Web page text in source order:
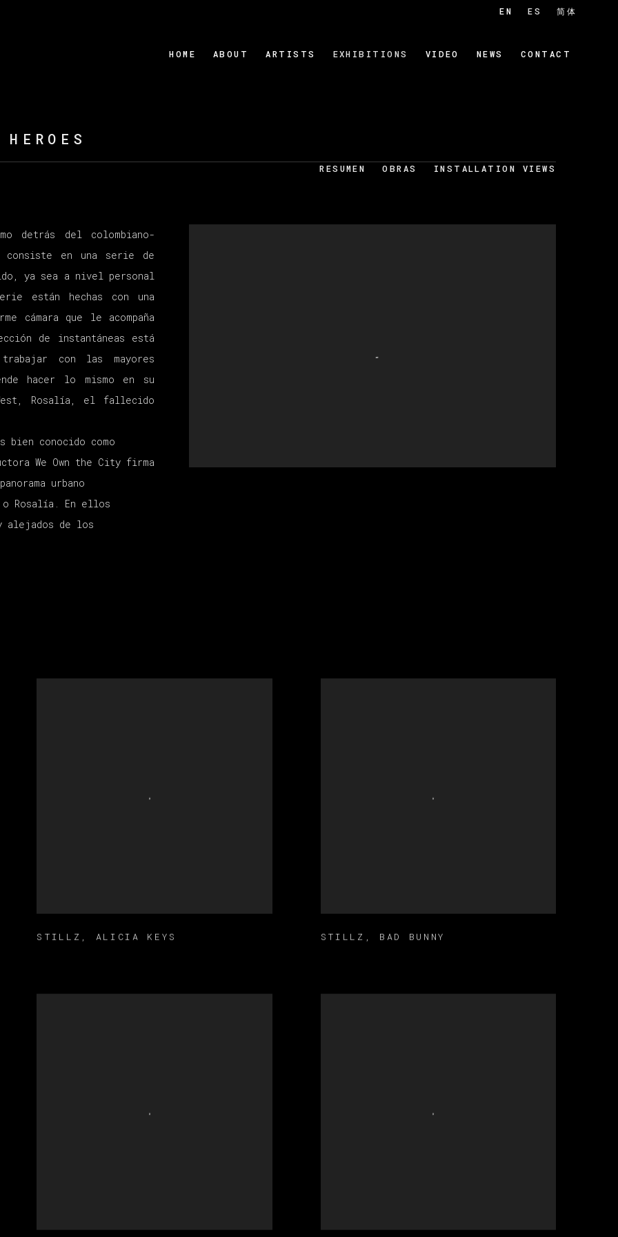
HOME ABOUT ARTISTS EXHIBITIONS VIDEO NEWS CONTACT
EN ES 简体
RESUMEN OBRAS INSTALLATION VIEWS
detrás del colombiano-
consiste en una serie de
ya sea a nivel personal
están hechas con una
cámara que le acompaña
de instantáneas está
con las mayores
hacer lo mismo en su
Rosalía, el fallecido
bien conocido como
We Own the City firma
urbano
o Rosalía. En ellos
alejados de los
STILLZ , ALICIA KEYS STILLZ , BAD BUNNY